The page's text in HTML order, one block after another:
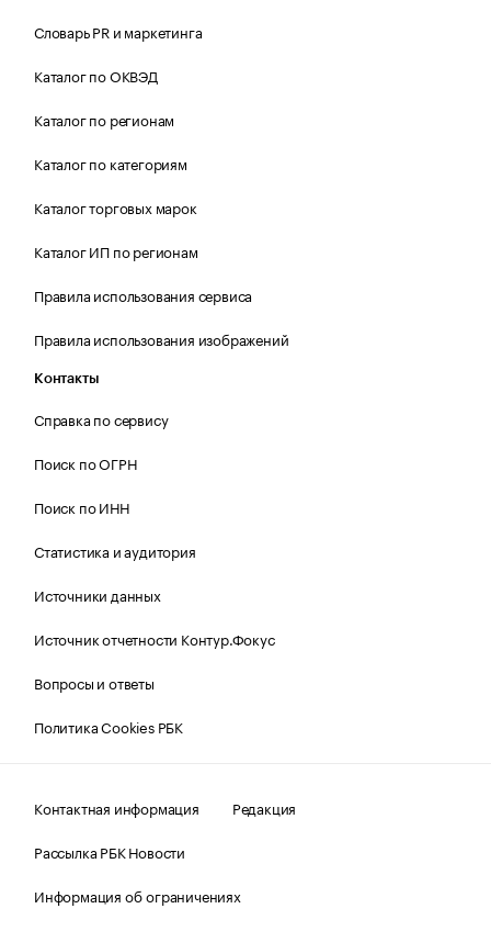
Словарь PR и маркетинга
Каталог по ОКВЭД
Каталог по регионам
Каталог по категориям
Каталог торговых марок
Каталог ИП по регионам
Правила использования сервиса
Правила использования изображений
Контакты
Справка по сервису
Поиск по ОГРН
Поиск по ИНН
Статистика и аудитория
Источники данных
Источник отчетности Контур.Фокус
Вопросы и ответы
Политика Cookies РБК
Контактная информация
Редакция
Рассылка РБК Новости
Информация об ограничениях